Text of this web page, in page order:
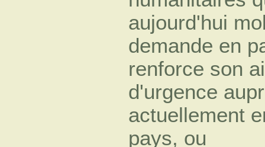
aujourd'hui
demande en
renforce son
d'urgence
actuellement
pays, ou